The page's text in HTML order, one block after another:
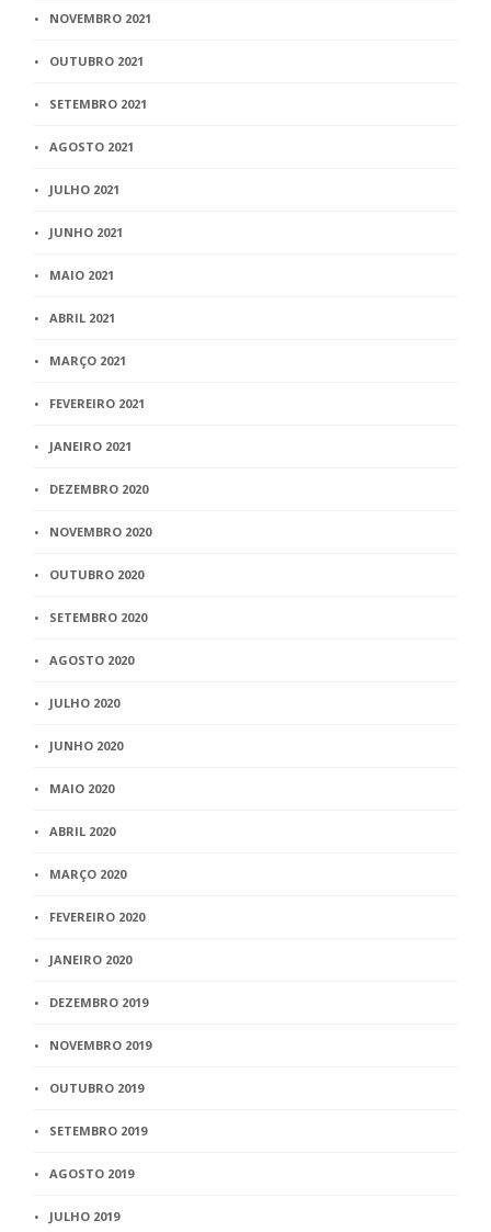
NOVEMBRO 2021
OUTUBRO 2021
SETEMBRO 2021
AGOSTO 2021
JULHO 2021
JUNHO 2021
MAIO 2021
ABRIL 2021
MARÇO 2021
FEVEREIRO 2021
JANEIRO 2021
DEZEMBRO 2020
NOVEMBRO 2020
OUTUBRO 2020
SETEMBRO 2020
AGOSTO 2020
JULHO 2020
JUNHO 2020
MAIO 2020
ABRIL 2020
MARÇO 2020
FEVEREIRO 2020
JANEIRO 2020
DEZEMBRO 2019
NOVEMBRO 2019
OUTUBRO 2019
SETEMBRO 2019
AGOSTO 2019
JULHO 2019